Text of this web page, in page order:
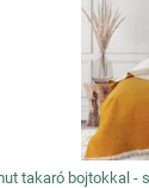
takaró bojtokkal -